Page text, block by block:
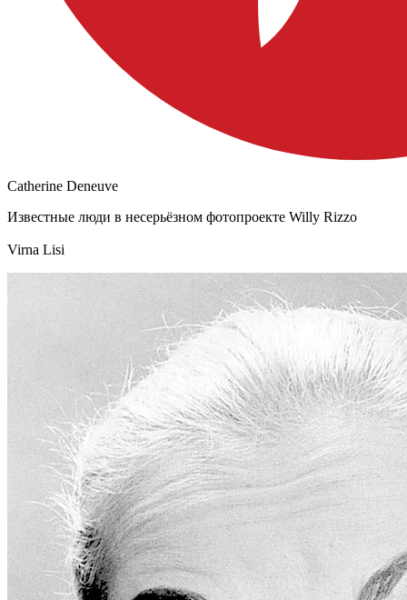
Catherine Deneuve
Известные люди в несерьёзном фотопроекте Willy Rizzo
Virna Lisi